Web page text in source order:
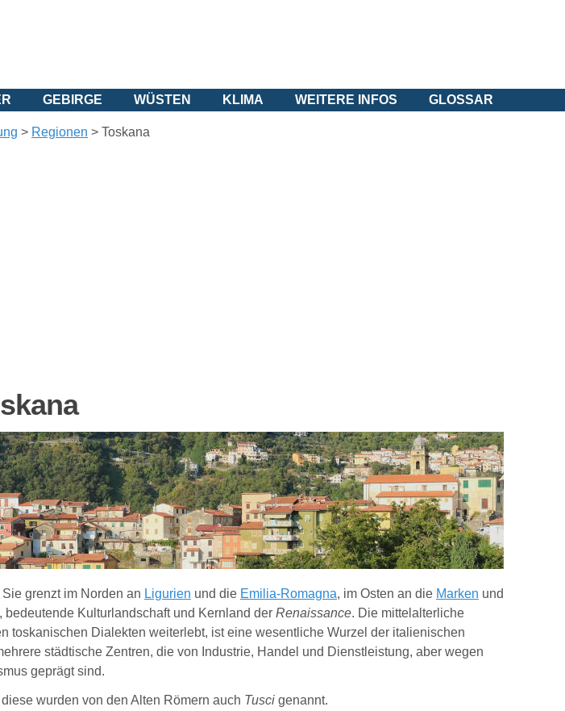
GEBIRGE WÜSTEN KLIMA WEITERE INFOS GLOSSAR
> Regionen > Toskana
Sie grenzt im Norden an Ligurien und die Emilia-Romagna, im Osten an die Marken und
Kulturlandschaft und Kernland der Renaissance. Die mittelalterliche
toskanischen Dialekten weiterlebt, ist eine wesentliche Wurzel der italienischen
städtische Zentren, die von Industrie, Handel und Dienstleistung, aber wegen
geprägt sind.
wurden von den Alten Römern auch Tusci genannt.